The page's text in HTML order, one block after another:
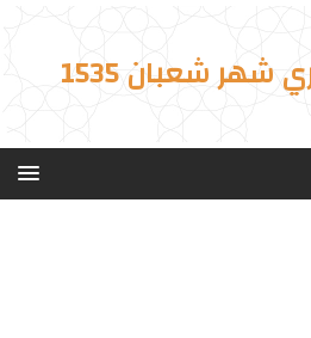
شهر شعبان 1535